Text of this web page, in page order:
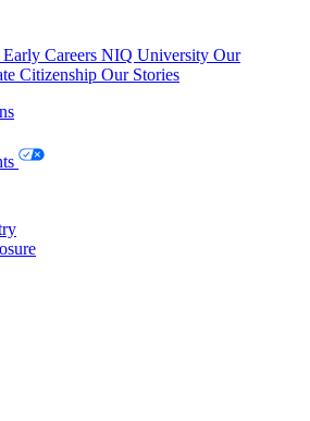
Early Careers NIQ University Our
Citizenship Our Stories